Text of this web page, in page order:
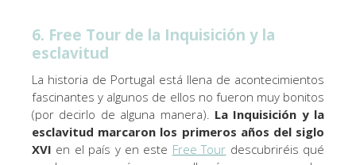
6. Free Tour de la Inquisición y la
esclavitud
La historia de Portugal está llena de acontecimientos
fascinantes y algunos de ellos no fueron muy bonitos
(por decirlo de alguna manera). La Inquisición y la
esclavitud marcaron los primeros años del siglo
XVI en el país y en este Free Tour descubriréis qué